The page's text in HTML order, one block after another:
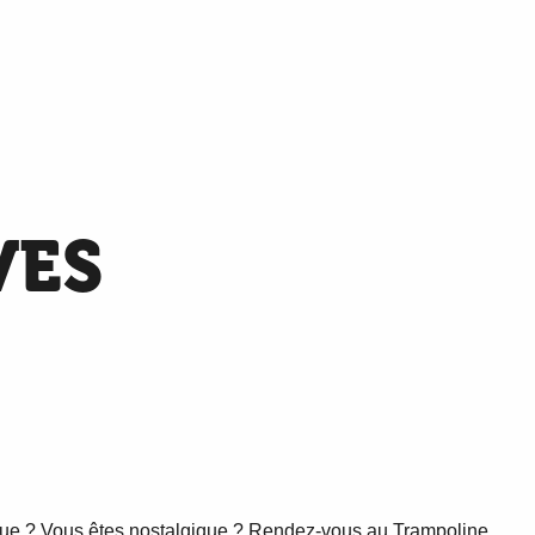
? Vous êtes nostalgique ? Rendez-vous au Trampoline